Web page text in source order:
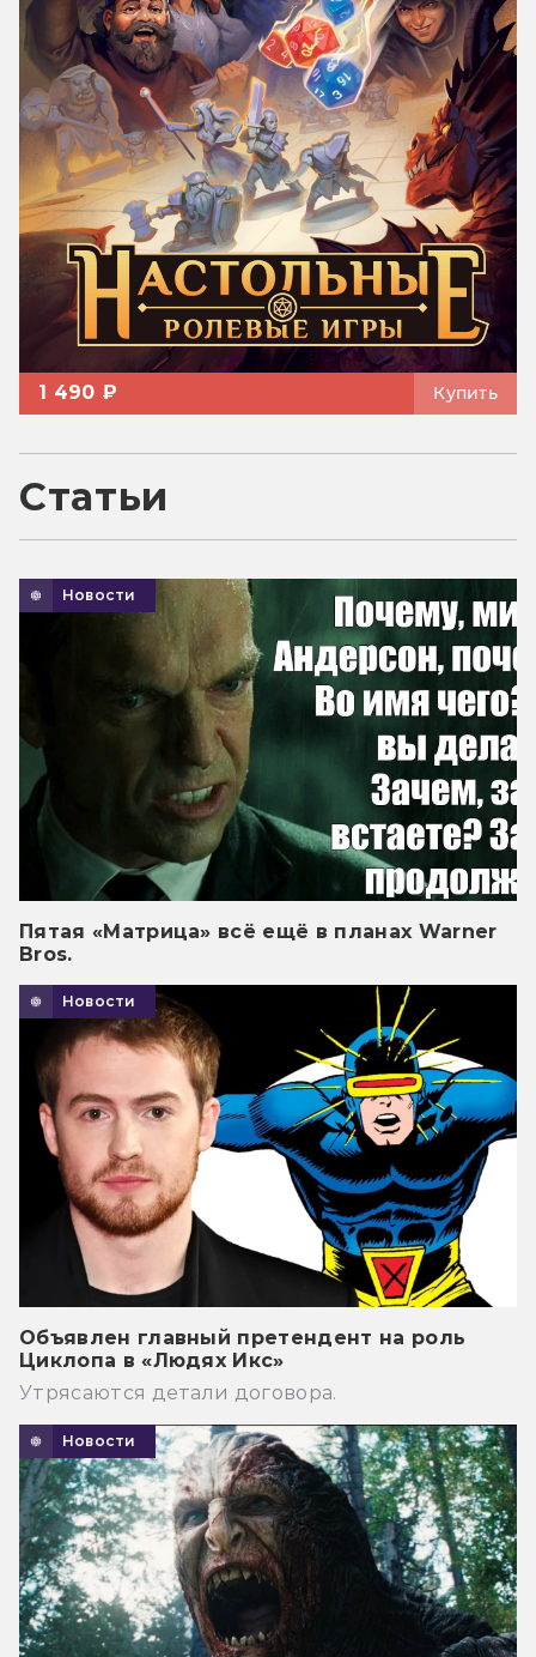
1 490 ₽ Купить
Статьи
Новости
Пятая «Матрица» всё ещё в планах Warner
Bros.
Новости
Объявлен главный претендент на роль
Циклопа в «Людях Икс»
Утрясаются детали договора.
Новости